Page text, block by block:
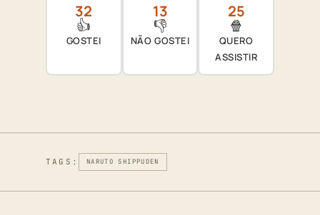
32
👍
GOSTEI
13
👎
NÃO GOSTEI
25
🍿
QUERO
ASSISTIR
TAGS: NARUTO SHIPPUDEN